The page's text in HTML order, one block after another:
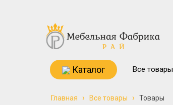
Все товары
Каталог
Главная › Все товары › Товары